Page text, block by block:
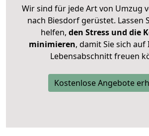
Wir sind für jede Art von Umzug
nach Biesdorf gerüstet. Lassen
helfen, den Stress und die
minimieren, damit Sie sich
Lebensabschnitt freuen
Kostenlose Angebote